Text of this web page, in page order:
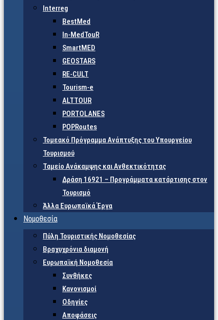
Interreg
BestMed
In-MedTouR
SmartMED
GEOSTARS
RE-CULT
Tourism-e
ALTTOUR
PORTOLANES
POPRoutes
Τομεακό Πρόγραμμα Ανάπτυξης του Υπουργείου
Τουρισμού
Ταμείο Ανάκαμψης και Ανθεκτικότητας
Δράση 16921 – Προγράμματα κατάρτισης στον
Τουρισμό
Άλλα Ευρωπαϊκά Έργα
Νομοθεσία
Πύλη Τουριστικής Νομοθεσίας
Βραχυχρόνια διαμονή
Ευρωπαϊκή Νομοθεσία
Συνθήκες
Κανονισμοί
Οδηγίες
Αποφάσεις